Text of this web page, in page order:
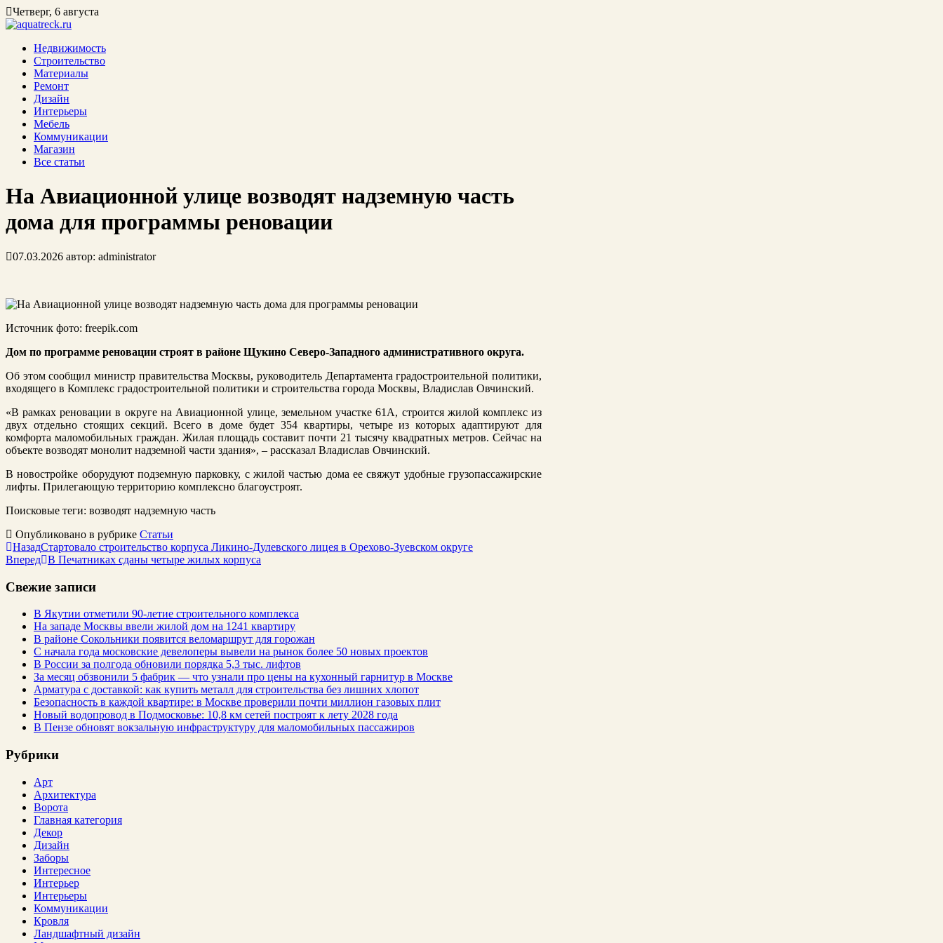
Четверг, 6 августа
Недвижимость
Строительство
Материалы
Ремонт
Дизайн
Интерьеры
Мебель
Коммуникации
Магазин
Все статьи
На Авиационной улице возводят надземную часть
дома для программы реновации
07.03.2026 автор: administrator
Источник фото: freepik.com
Дом по программе реновации строят в районе Щукино Северо-Западного административного округа.
Об этом сообщил министр правительства Москвы, руководитель Департамента градостроительной политики,
входящего в Комплекс градостроительной политики и строительства города Москвы, Владислав Овчинский.
«В рамках реновации в округе на Авиационной улице, земельном участке 61А, строится жилой комплекс из
двух отдельно стоящих секций. Всего в доме будет 354 квартиры, четыре из которых адаптируют для
комфорта маломобильных граждан. Жилая площадь составит почти 21 тысячу квадратных метров. Сейчас на
объекте возводят монолит надземной части здания», – рассказал Владислав Овчинский.
В новостройке оборудуют подземную парковку, с жилой частью дома ее свяжут удобные грузопассажирские
лифты. Прилегающую территорию комплексно благоустроят.
Поисковые теги: возводят надземную часть
Опубликовано в рубрике Статьи
НазадСтартовало строительство корпуса Ликино-Дулевского лицея в Орехово-Зуевском округе
Вперед В Печатниках сданы четыре жилых корпуса
Свежие записи
В Якутии отметили 90-летие строительного комплекса
На западе Москвы ввели жилой дом на 1241 квартиру
В районе Сокольники появится веломаршрут для горожан
С начала года московские девелоперы вывели на рынок более 50 новых проектов
В России за полгода обновили порядка 5,3 тыс. лифтов
За месяц обзвонили 5 фабрик — что узнали про цены на кухонный гарнитур в Москве
Арматура с доставкой: как купить металл для строительства без лишних хлопот
Безопасность в каждой квартире: в Москве проверили почти миллион газовых плит
Новый водопровод в Подмосковье: 10,8 км сетей построят к лету 2028 года
В Пензе обновят вокзальную инфраструктуру для маломобильных пассажиров
Рубрики
Арт
Архитектура
Ворота
Главная категория
Декор
Дизайн
Заборы
Интересное
Интерьер
Интерьеры
Коммуникации
Кровля
Ландшафтный дизайн